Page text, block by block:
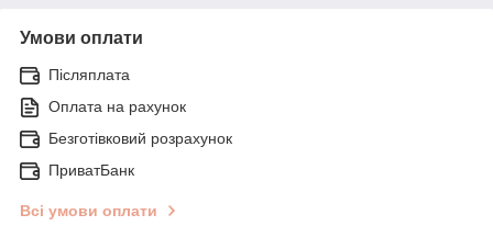
Умови оплати
Післяплата
Оплата на рахунок
Безготівковий розрахунок
ПриватБанк
Всі умови оплати